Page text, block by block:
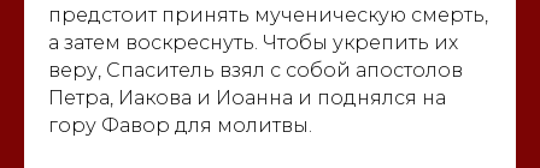
предстоит принять мученическую смерть,
а затем воскреснуть. Чтобы укрепить их
веру, Спаситель взял с собой апостолов
Петра, Иакова и Иоанна и поднялся на
гору Фавор для молитвы.